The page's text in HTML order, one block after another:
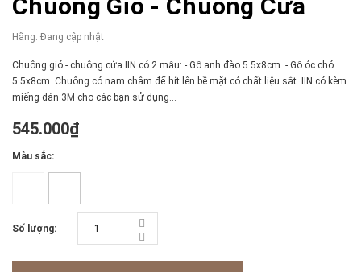
Chuông Gió - Chuông Cửa
Hãng: Đang cập nhật
Chuông gió - chuông cửa IIN có 2 mẫu: - Gỗ anh đào 5.5x8cm - Gỗ óc chó
5.5x8cm Chuông có nam châm để hít lên bề mặt có chất liệu sắt. IIN có kèm
miếng dán 3M cho các bạn sử dụng...
545.000₫
Màu sắc:
Số lượng: